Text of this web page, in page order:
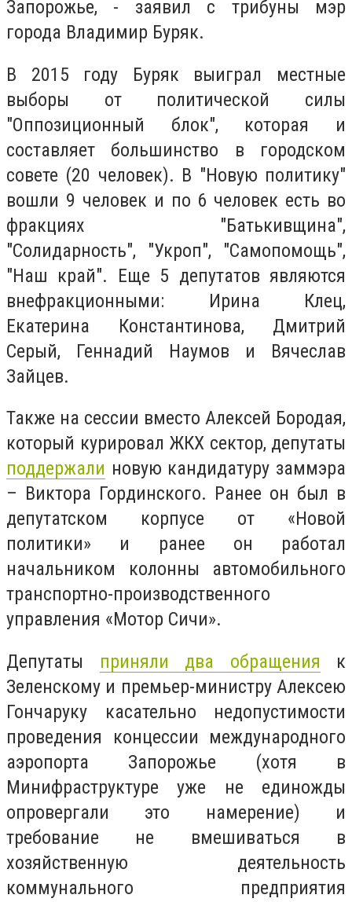
Запорожье, - заявил с трибуны мэр
города Владимир Буряк.
В 2015 году Буряк выиграл местные
выборы от политической силы
"Оппозиционный блок", которая и
составляет большинство в городском
совете (20 человек). В "Новую политику"
вошли 9 человек и по 6 человек есть во
фракциях "Батькивщина",
"Солидарность", "Укроп", "Самопомощь",
"Наш край". Еще 5 депутатов являются
внефракционными: Ирина Клец,
Екатерина Константинова, Дмитрий
Серый, Геннадий Наумов и Вячеслав
Зайцев.
Также на сессии вместо Алексей Бородая,
который курировал ЖКХ сектор, депутаты
поддержали новую кандидатуру заммэра
– Виктора Гординского. Ранее он был в
депутатском корпусе от «Новой
политики» и ранее он работал
начальником колонны автомобильного
транспортно-производственного
управления «Мотор Сичи».
Депутаты приняли два обращения к
Зеленскому и премьер-министру Алексею
Гончаруку касательно недопустимости
проведения концессии международного
аэропорта Запорожье (хотя в
Минифраструктуре уже не единожды
опровергали это намерение) и
требование не вмешиваться в
хозяйственную деятельность
коммунального предприятия